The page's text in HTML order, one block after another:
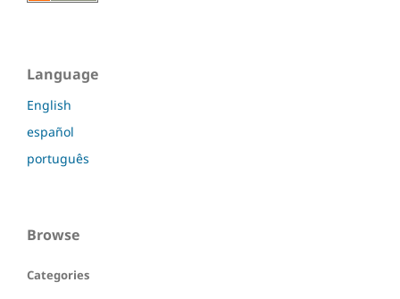
Language
English
español
português
Browse
Categories